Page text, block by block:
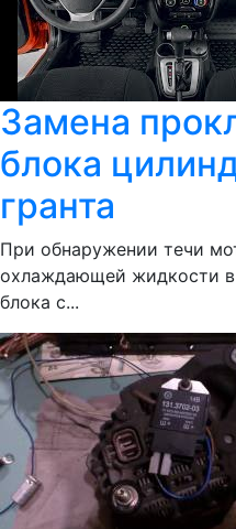
Замена
блока
гранта
При обнаружении течи
охлаждающей жидкости в
блока с...